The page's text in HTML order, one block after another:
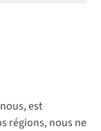
est
régions, nous ne